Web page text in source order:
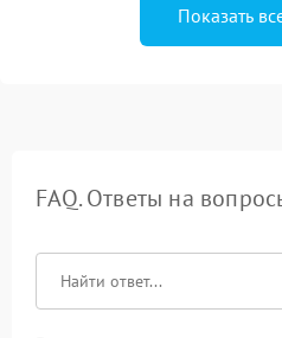
Показать
FAQ. Ответы на